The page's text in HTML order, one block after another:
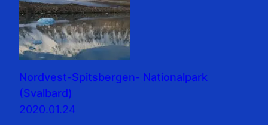
Nordvest-Spitsbergen- Nationalpark
(Svalbard)
2020.01.24